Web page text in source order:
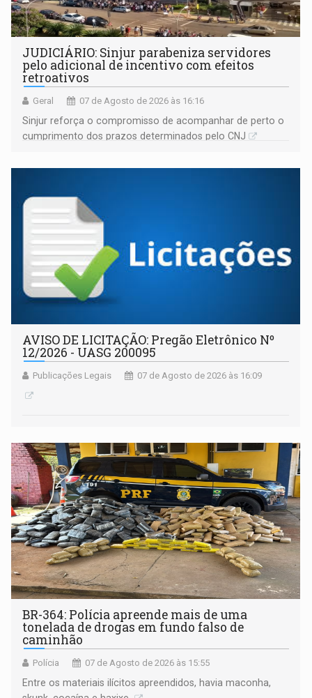
JUDICIÁRIO: Sinjur parabeniza servidores
pelo adicional de incentivo com efeitos
retroativos
Geral 07 de Agosto de 2026 às 16:16
Sinjur reforça o compromisso de acompanhar de perto o
cumprimento dos prazos determinados pelo CNJ
AVISO DE LICITAÇÃO: Pregão Eletrônico Nº
12/2026 - UASG 200095
Publicações Legais 07 de Agosto de 2026 às 16:09
BR-364: Polícia apreende mais de uma
tonelada de drogas em fundo falso de
caminhão
Polícia 07 de Agosto de 2026 às 15:55
Entre os materiais ilícitos apreendidos, havia maconha,